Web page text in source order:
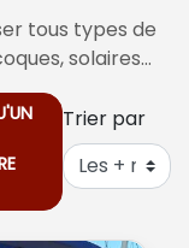
tous types de
solaires…
Trier par